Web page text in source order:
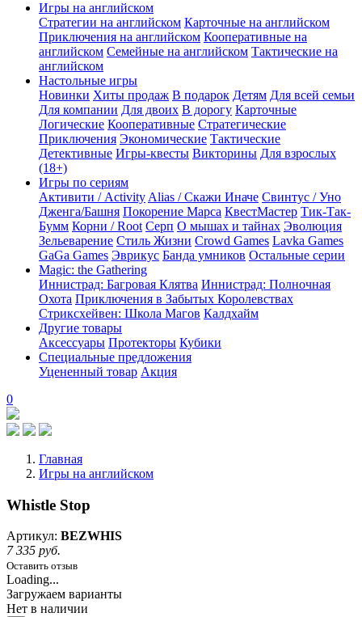
Игры на английском
Стратегии на английском Карточные на английском
Приключения на английском Кооперативные на
английском Семейные на английском Тактические на
английском
Настольные игры
Новинки Хиты продаж В подарок Детям Для всей семьи
Для компании Для двоих В дорогу Карточные
Логические Кооперативные Стратегические
Приключения Экономические Тактические
Детективные Игры-квесты Викторины Для взрослых
(18+)
Игры по сериям
Активити / Activity Alias / Скажи Иначе Свинтус / Уно
Дженга/Башня Покорение Марса КвестМастер Тик-Так-
Бумм Корни / Root Серп О мышах и тайнах Эволюция
Зельеварение Стиль Жизни Crowd Games Lavka Games
GaGa Games Эврикус Банда умников Остальные серии
Magic: the Gathering
Иннистрад: Багровая Клятва Иннистрад: Полночная
Охота Приключения в Забытых Королевствах
Стриксхейвен: Школа Магов Калдхайм
Другие товары
Аксессуары Протекторы Кубики
Специальные предложения
Уцененный товар Акция
0
Главная
Игры на английском
Whistle Stop
Артикул: BEZWHIS
7 335 руб.
Оставить отзыв
Loading...
Загружаем варианты
Нет в наличии